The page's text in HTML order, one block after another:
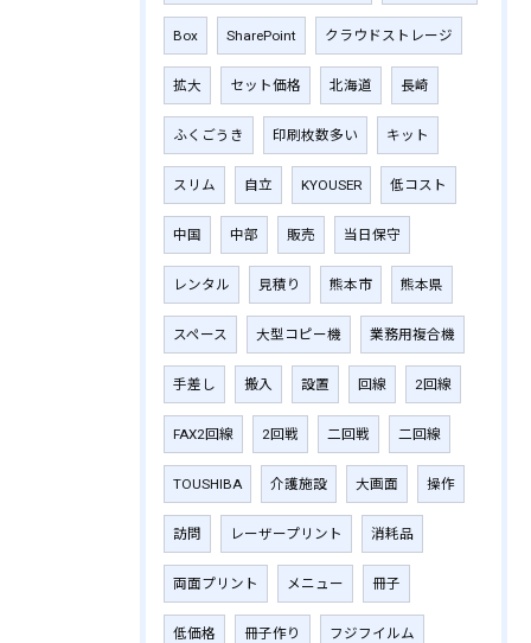
Box SharePoint クラウドストレージ
拡大 セット価格 北海道 長崎
ふくごうき 印刷枚数多い キット
スリム 自立 KYOUSER 低コスト
中国 中部 販売 当日保守
レンタル 見積り 熊本市 熊本県
スペース 大型コピー機 業務用複合機
手差し 搬入 設置 回線 2回線
FAX2回線 2回戦 二回戦 二回線
TOUSHIBA 介護施設 大画面 操作
訪問 レーザープリント 消耗品
両面プリント メニュー 冊子
低価格 冊子作り フジフイルム